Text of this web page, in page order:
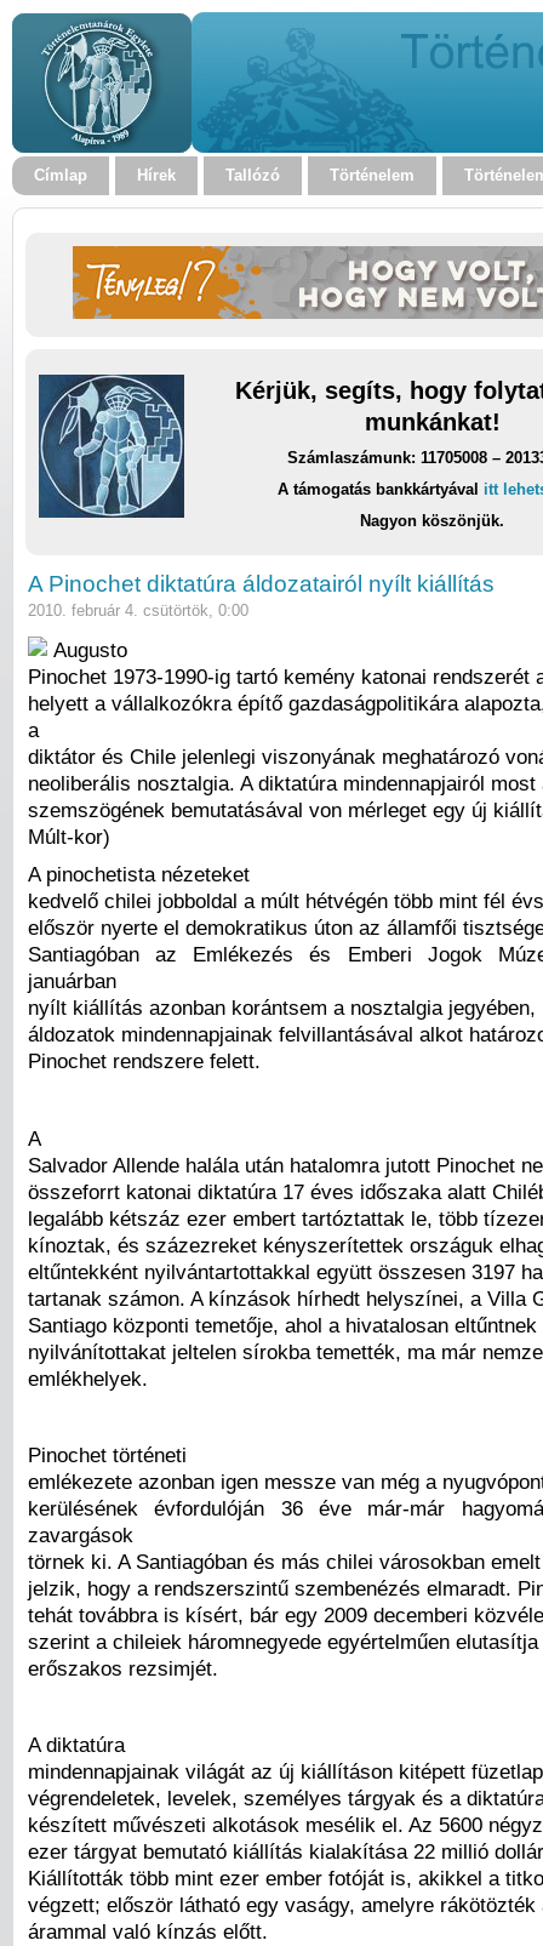
Címlap Hírek Tallózó Történelem
Kérjük, segíts, hogy
munkánkat!
Számlaszámunk: 11705008 –
A támogatás bankkártyával itt
Nagyon köszönjük.
A Pinochet diktatúra áldozatairól nyílt kiállítás
2010. február 4. csütörtök, 0:00
Augusto
Pinochet 1973-1990-ig tartó kemény katonai rendszerét
helyett a vállalkozókra építő gazdaságpolitikára
a
diktátor és Chile jelenlegi viszonyának meghatározó
neoliberális nosztalgia. A diktatúra mindennapjairól
szemszögének bemutatásával von mérleget egy új
Múlt-kor)
A pinochetista nézeteket
kedvelő chilei jobboldal a múlt hétvégén több mint fél
először nyerte el demokratikus úton az államfői
Santiagóban az Emlékezés és Emberi Jogok
januárban
nyílt kiállítás azonban korántsem a nosztalgia jegyében,
áldozatok mindennapjainak felvillantásával alkot
Pinochet rendszere felett.
A
Salvador Allende halála után hatalomra jutott Pinochet
összeforrt katonai diktatúra 17 éves időszaka alatt
legalább kétszáz ezer embert tartóztattak le, több
kínoztak, és százezreket kényszerítettek országuk
eltűntekként nyilvántartottakkal együtt összesen 3197
tartanak számon. A kínzások hírhedt helyszínei, a Villa
Santiago központi temetője, ahol a hivatalosan eltűntnek
nyilvánítottakat jeltelen sírokba temették, ma már
emlékhelyek.
Pinochet történeti
emlékezete azonban igen messze van még a
kerülésének évfordulóján 36 éve már-már
zavargások
törnek ki. A Santiagóban és más chilei városokban
jelzik, hogy a rendszerszintű szembenézés elmaradt.
tehát továbbra is kísért, bár egy 2009 decemberi
szerint a chileiek háromnegyede egyértelműen
erőszakos rezsimjét.
A diktatúra
mindennapjainak világát az új kiállításon kitépett
végrendeletek, levelek, személyes tárgyak és a
készített művészeti alkotások mesélik el. Az 5600
ezer tárgyat bemutató kiállítás kialakítása 22 millió
Kiállították több mint ezer ember fotóját is, akikkel a
végzett; először látható egy vaságy, amelyre rákötözték
árammal való kínzás előtt.